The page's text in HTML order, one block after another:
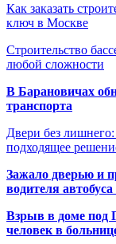
Как заказать
ключ в Москве
Строительство
любой сложности
В Барановичах
транспорта
Двери без
подходящее
Зажало дверью и
водителя
Взрыв в доме под
человек в